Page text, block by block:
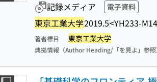
記録メディア 電子資料
東京工業大学2019.5<YH233-
著者標目 東京工業大学
典拠情報（Author Heading/「を見よ」参照